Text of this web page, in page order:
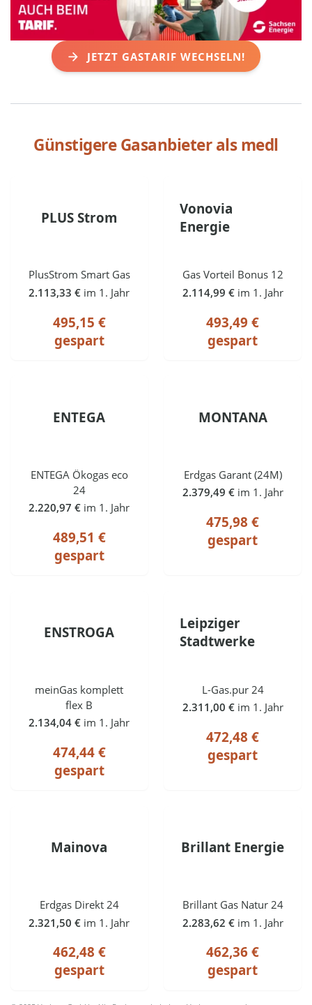
JETZT GASTARIF WECHSELN!
Günstigere Gasanbieter alsmedl
PLUS Strom
PlusStrom Smart Gas
2.113,33 € im 1. Jahr
495,15 €
gespart
Vonovia
Energie
Gas Vorteil Bonus 12
2.114,99 € im 1. Jahr
493,49 €
gespart
ENTEGA
ENTEGA Ökogas eco
24
2.220,97 € im 1. Jahr
489,51 €
gespart
MONTANA
Erdgas Garant (24M)
2.379,49 € im 1. Jahr
475,98 €
gespart
ENSTROGA
meinGas komplett
flex B
2.134,04 € im 1. Jahr
474,44 €
gespart
Leipziger
Stadtwerke
L-Gas.pur 24
2.311,00 € im 1. Jahr
472,48 €
gespart
Mainova
Erdgas Direkt 24
2.321,50 € im 1. Jahr
462,48 €
gespart
Brillant Energie
Brillant Gas Natur 24
2.283,62 € im 1. Jahr
462,36 €
gespart